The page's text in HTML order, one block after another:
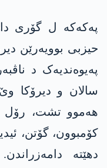
پەکەکە ل گۆری
حیزبی بوویەرێن
سالان و دیرۆکا
ھەموو تشت، رۆل و
کۆمبوون، گۆتن،
دهێتە